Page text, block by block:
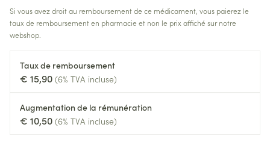
Si vous avez droit au remboursement de ce médicament, vous paierez le
taux de remboursement en pharmacie et non le prix affiché sur notre
webshop.
Taux de remboursement
€ 15,90 (6% TVA incluse)
Augmentation de la rémunération
€ 10,50 (6% TVA incluse)